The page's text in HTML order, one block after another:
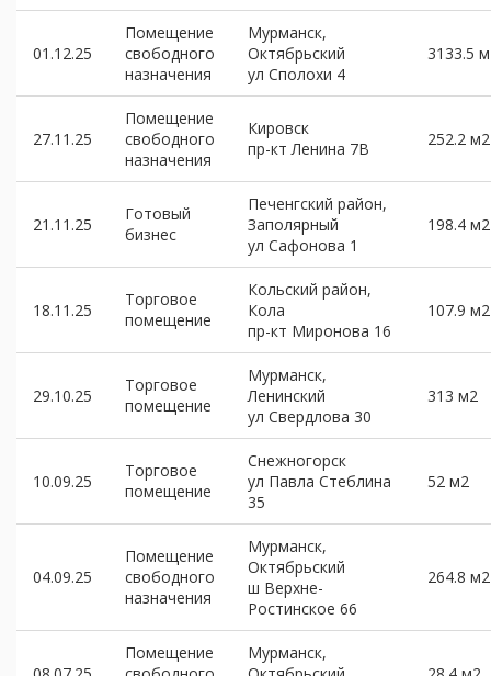
01.12.25
Помещение
свободного
назначения
Мурманск,
Октябрьский
ул Сполохи 4
3133.5
27.11.25
Помещение
свободного
назначения
Кировск
пр-кт Ленина 7В
252.2 м2
21.11.25
Готовый
бизнес
Печенгский район,
Заполярный
ул Сафонова 1
198.4 м2
18.11.25
Торговое
помещение
Кольский район,
Кола
пр-кт Миронова 16
107.9 м2
29.10.25
Торговое
помещение
Мурманск,
Ленинский
ул Свердлова 30
313 м2
10.09.25
Торговое
помещение
Снежногорск
ул Павла Стеблина
35
52 м2
04.09.25
Помещение
свободного
назначения
Мурманск,
Октябрьский
ш Верхне-
Ростинское 66
264.8 м2
Помещение
Мурманск,